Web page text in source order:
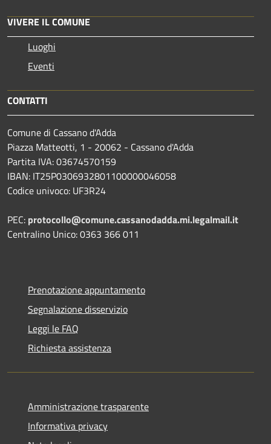
VIVERE IL COMUNE
Luoghi
Eventi
CONTATTI
Comune di Cassano d'Adda
Piazza Matteotti, 1 - 20062 - Cassano d'Adda
Partita IVA: 03674570159
IBAN: IT25P0306932801100000046058
Codice univoco: UF3R24
PEC: protocollo@comune.cassanodadda.mi.legalmail.it
Centralino Unico: 0363 366 011
Prenotazione appuntamento
Segnalazione disservizio
Leggi le FAQ
Richiesta assistenza
Amministrazione trasparente
Informativa privacy